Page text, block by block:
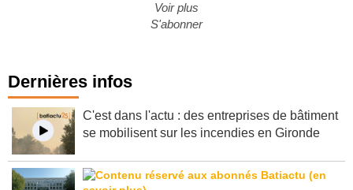
Voir plus
S'abonner
Dernières infos
C'est dans l'actu : des entreprises de bâtiment
se mobilisent sur les incendies en Gironde